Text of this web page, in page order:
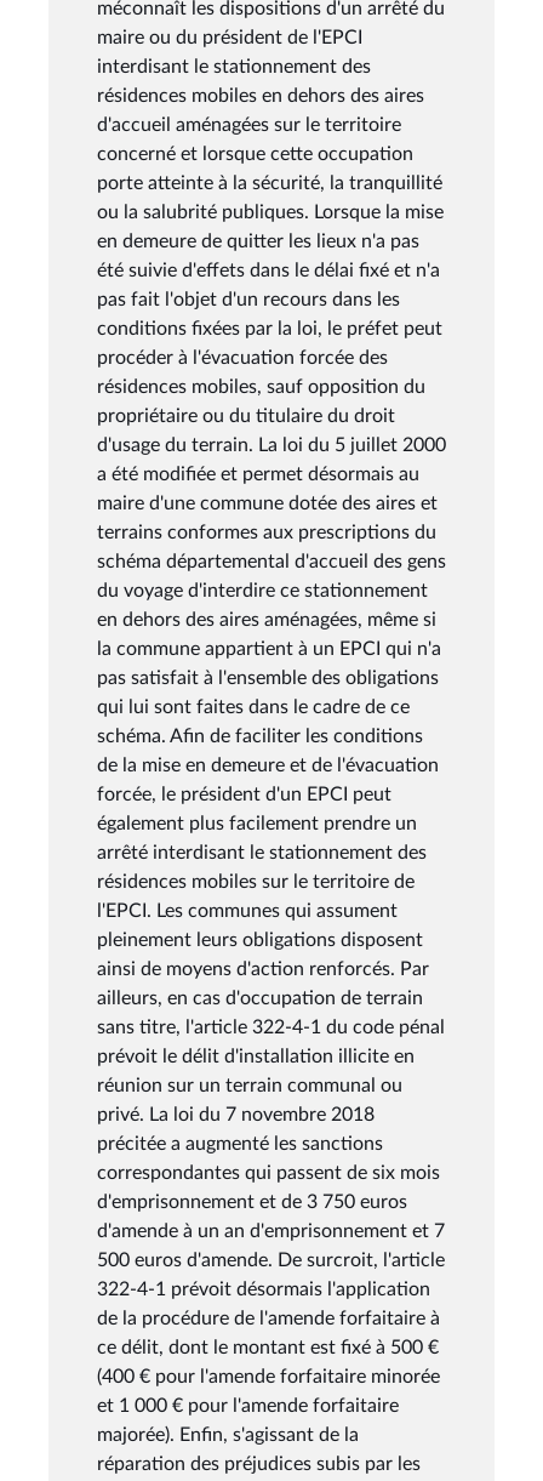
méconnaît les dispositions d'un arrêté du
maire ou du président de l'EPCI
interdisant le stationnement des
résidences mobiles en dehors des aires
d'accueil aménagées sur le territoire
concerné et lorsque cette occupation
porte atteinte à la sécurité, la tranquillité
ou la salubrité publiques. Lorsque la mise
en demeure de quitter les lieux n'a pas
été suivie d'effets dans le délai fixé et n'a
pas fait l'objet d'un recours dans les
conditions fixées par la loi, le préfet peut
procéder à l'évacuation forcée des
résidences mobiles, sauf opposition du
propriétaire ou du titulaire du droit
d'usage du terrain. La loi du 5 juillet 2000
a été modifiée et permet désormais au
maire d'une commune dotée des aires et
terrains conformes aux prescriptions du
schéma départemental d'accueil des gens
du voyage d'interdire ce stationnement
en dehors des aires aménagées, même si
la commune appartient à un EPCI qui n'a
pas satisfait à l'ensemble des obligations
qui lui sont faites dans le cadre de ce
schéma. Afin de faciliter les conditions
de la mise en demeure et de l'évacuation
forcée, le président d'un EPCI peut
également plus facilement prendre un
arrêté interdisant le stationnement des
résidences mobiles sur le territoire de
l'EPCI. Les communes qui assument
pleinement leurs obligations disposent
ainsi de moyens d'action renforcés. Par
ailleurs, en cas d'occupation de terrain
sans titre, l'article 322-4-1 du code pénal
prévoit le délit d'installation illicite en
réunion sur un terrain communal ou
privé. La loi du 7 novembre 2018
précitée a augmenté les sanctions
correspondantes qui passent de six mois
d'emprisonnement et de 3 750 euros
d'amende à un an d'emprisonnement et 7
500 euros d'amende. De surcroit, l'article
322-4-1 prévoit désormais l'application
de la procédure de l'amende forfaitaire à
ce délit, dont le montant est fixé à 500 €
(400 € pour l'amende forfaitaire minorée
et 1 000 € pour l'amende forfaitaire
majorée). Enfin, s'agissant de la
réparation des préjudices subis par les